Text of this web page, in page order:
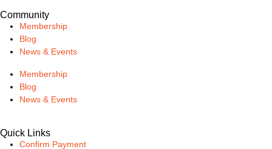
Community
Membership
Blog
News & Events
Membership
Blog
News & Events
Quick Links
Confirm Payment